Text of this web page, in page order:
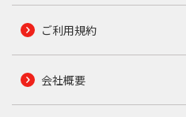
ご利用規約
会社概要